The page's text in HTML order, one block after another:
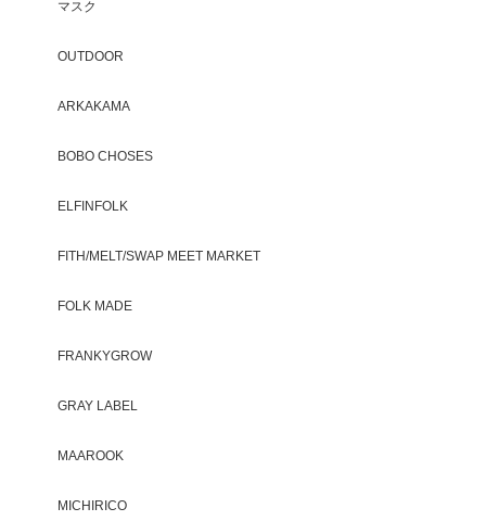
マスク
OUTDOOR
ARKAKAMA
BOBO CHOSES
ELFINFOLK
FITH/MELT/SWAP MEET MARKET
FOLK MADE
FRANKYGROW
GRAY LABEL
MAAROOK
MICHIRICO